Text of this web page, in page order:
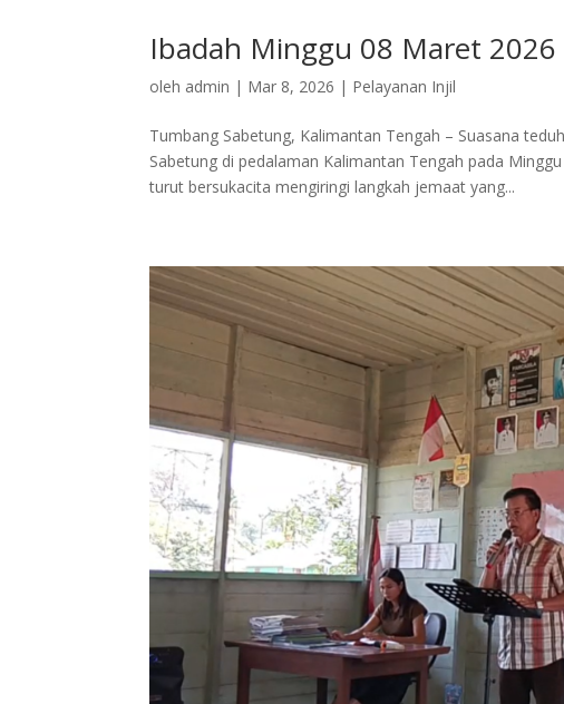
Ibadah Minggu 08 Maret
oleh admin | Mar 8, 2026 | Pelayanan Injil
Tumbang Sabetung, Kalimantan Tengah – Suasana
Sabetung di pedalaman Kalimantan Tengah pada
turut bersukacita mengiringi langkah jemaat yang...